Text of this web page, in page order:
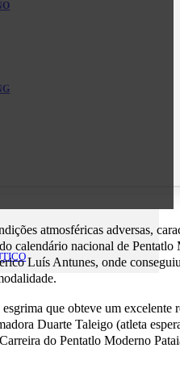
atmosféricas adversas,
calendário nacional de
Luís Antunes, onde
que obteve um excelente
Duarte Taleigo (atleta
do Pentatlo Moderno